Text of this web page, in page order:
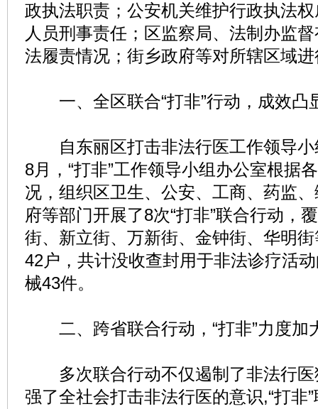
政执法职责；公安机关维护行政执法
人员刑事责任；区监察局、法制办监
法履责情况；街乡政府等对所辖区域
一、全区联合“打非”行动，成效凸
自东丽区打击非法行医工作领导小
8月，“打非”工作领导小组办公室根据
况，组织区卫生、公安、工商、药监
府等部门开展了8次“打非”联合行动，
街、新立街、万新街、金钟街、华明
42户，共计没收查封用于非法诊疗活
械43件。
二、跨省联合行动，“打非”力度加
多次联合行动不仅遏制了非法行医
强了全社会打击非法行医的意识,“打非